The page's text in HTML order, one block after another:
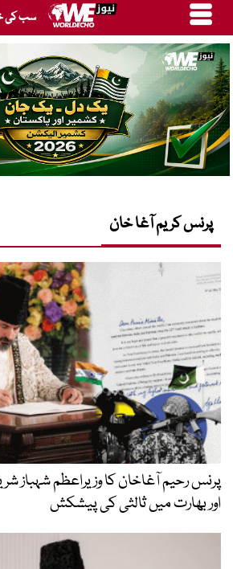
سب کی
پرنس کریم آغا خان
پرنس رحیم آغاخان کا وزیراعظم شہباز
اور بھارت میں ثالثی کی پیشکش